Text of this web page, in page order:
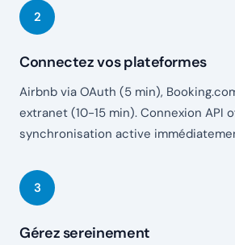
Connectez vos plateformes
Airbnb via OAuth (5 min),
extranet (10-15 min). Connexion API
synchronisation active
Gérez sereinement